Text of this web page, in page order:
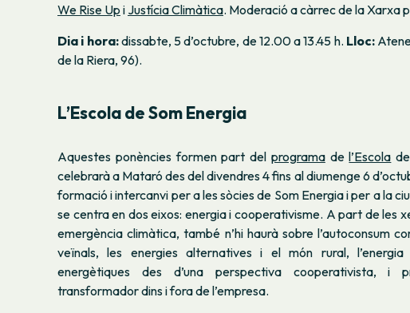
We Rise Up i Justícia Climàtica. Moderació a càrrec de la Xarxa
Dia i hora:dissabte, 5 d’octubre, de 12.00 a 13.45 h. Lloc:
de la Riera, 96).
L’Escola de Som Energia
Aquestes ponències formen part del programadel’Escola
celebrarà a Mataró des del divendres 4 fins al diumenge 6
formació i intercanvi per a les sòcies de Som Energia i per a la
se centra en dos eixos: energia i cooperativisme. A part de les
emergència climàtica, també n’hi haurà sobre l’autoconsum
veïnals, les energies alternatives i el món rural, l’energia
energètiques des d’una perspectiva cooperativista, i
transformador dins i fora de l’empresa.